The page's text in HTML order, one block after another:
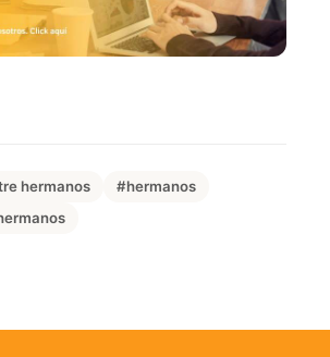
hermanos
#hermanos